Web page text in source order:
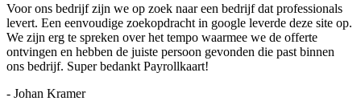
Voor ons bedrijf zijn we op zoek naar een bedrijf dat professionals
levert. Een eenvoudige zoekopdracht in google leverde deze site op.
We zijn erg te spreken over het tempo waarmee we de offerte
ontvingen en hebben de juiste persoon gevonden die past binnen
ons bedrijf. Super bedankt Payrollkaart!
- Johan Kramer